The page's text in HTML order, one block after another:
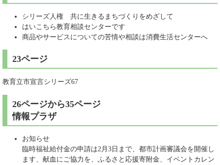
シリーズ人権 共に生きるまちづくりをめざして
はいこちら教育相談センターです
商品やサービスについての苦情や相談は消費生活センターへ
23ページ
教育立市宣言シリーズ67
26ページから35ページ
情報プラザ
お知らせ
臨時福祉給付金の申請は2月3日まで、都市計画審議会を開催し
ます、献血にご協力を、ふるさと応援寄附金、イベントカレン